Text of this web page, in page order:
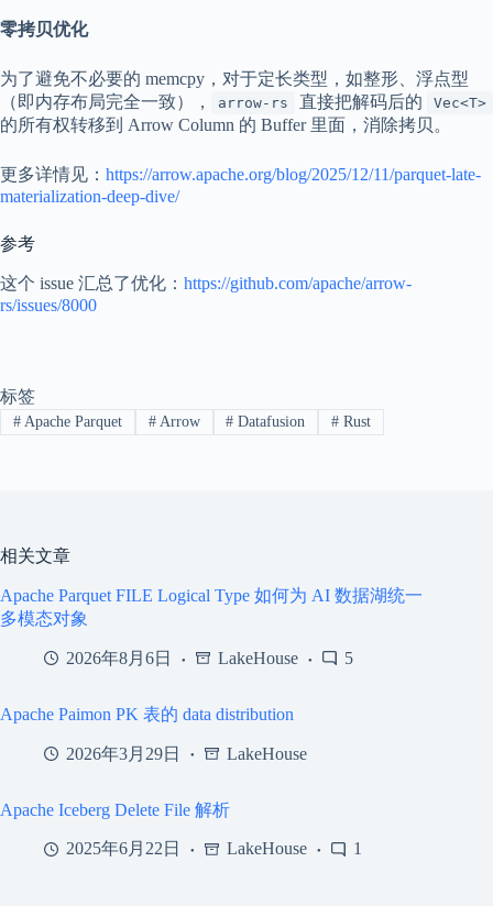
零拷贝优化
为了避免不必要的 memcpy，对于定长类型，如整形、浮点型
（即内存布局完全一致），
arrow-rs 直接把解码后的 Vec<T>
的所有权转移到 Arrow Column 的 Buffer 里面，消除拷贝。
更多详情见： https://arrow.apache.org/blog/2025/12/11/parquet-late-
materialization-deep-dive/
参考
这个 issue 汇总了优化： https://github.com/apache/arrow-
rs/issues/8000
标签
#Apache Parquet #Arrow # Datafusion # Rust
相关文章
Apache Parquet FILE Logical Type 如何为 AI 数据湖统一
多模态对象
2026年8月6日 LakeHouse 5
Apache Paimon PK 表的 data distribution
2026年3月29日 LakeHouse
Apache Iceberg Delete File 解析
2025年6月22日 LakeHouse 1